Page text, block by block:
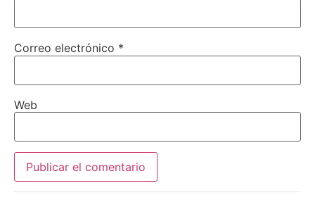
Correo electrónico *
Web